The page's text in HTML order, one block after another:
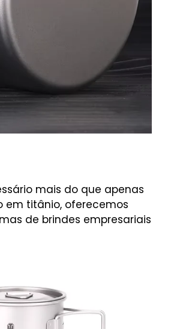
mais do que apenas
em titânio, oferecemos
de brindes empresariais